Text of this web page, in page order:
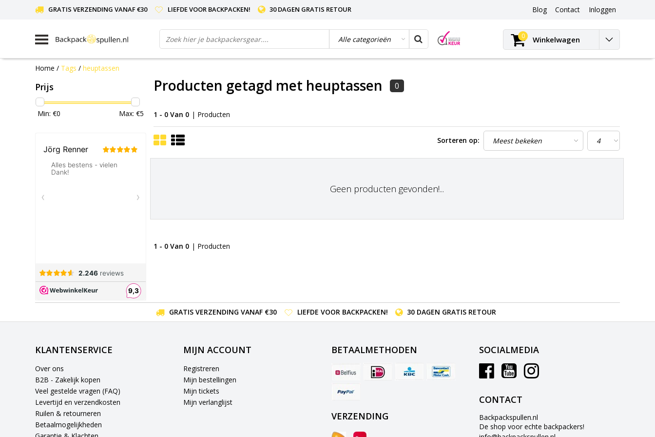
GRATIS VERZENDING VANAF €30 LIEFDE VOOR BACKPACKEN! 30 DAGEN GRATIS RETOUR Blog
Blog
Contact Inloggen
0 Winkelwagen
Home / Tags / heuptassen
Prijs
Min: €0 Max: €5
Producten getagd met heuptassen 0
1 - 0 Van 0 | Producten
Sorteren op:
Geen producten gevonden!...
1 - 0 Van 0 | Producten
GRATIS VERZENDING VANAF €30 LIEFDE VOOR BACKPACKEN! 30 DAGEN GRATIS RETOUR
KLANTENSERVICE
Over ons
B2B - Zakelijk kopen
Veel gestelde vragen (FAQ)
Levertijd en verzendkosten
Ruilen & retourneren
Betaalmogelijkheden
MIJN ACCOUNT
Registreren
Mijn bestellingen
Mijn tickets
Mijn verlanglijst
BETAALMETHODEN
VERZENDING
SOCIALMEDIA
CONTACT
Backpackspullen.nl
De shop voor echte backpackers!